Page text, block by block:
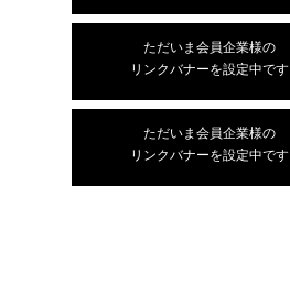
ただいま会員企業様の
リンクバナーを設定中です
ただいま会員企業様の
リンクバナーを設定中です